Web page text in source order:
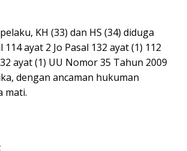
KH (33) dan HS (34) diduga
ayat 2 Jo Pasal 132 ayat (1) 112
ayat (1) UU Nomor 35 Tahun 2009
dengan ancaman hukuman
mati.